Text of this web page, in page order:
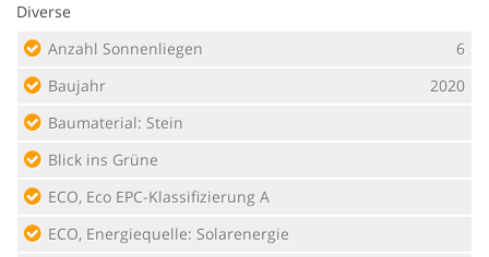
Diverse
Anzahl Sonnenliegen
6
Baujahr
2020
Baumaterial: Stein
Blick ins Grüne
ECO, Eco EPC-Klassifizierung A
ECO, Energiequelle: Solarenergie